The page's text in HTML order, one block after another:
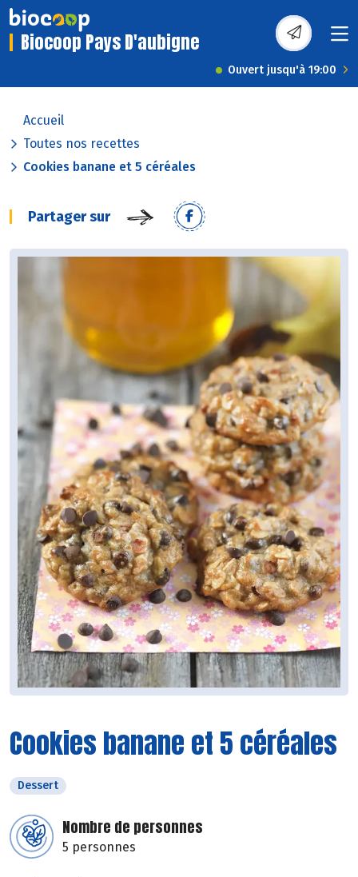
Biocoop Pays D'aubigne
Ouvert jusqu'à 19:00
Accueil
Toutes nos recettes
Cookies banane et 5 céréales
Partager sur
Cookies banane et 5 céréales
Dessert
Nombre de personnes
5 personnes